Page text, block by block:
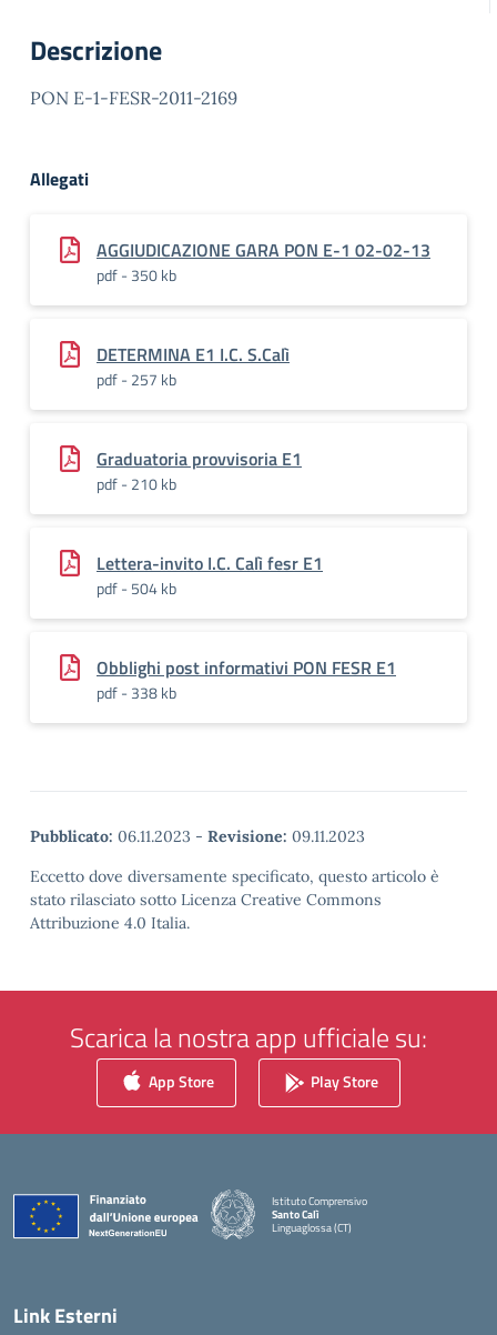
Descrizione
PON E-1-FESR-2011-2169
Allegati
AGGIUDICAZIONE GARA PON E-1 02-02-13
pdf - 350 kb
DETERMINA E1 I.C. S.Calì
pdf - 257 kb
Graduatoria provvisoria E1
pdf - 210 kb
Lettera-invito I.C. Calì fesr E1
pdf - 504 kb
Obblighi post informativi PON FESR E1
pdf - 338 kb
Pubblicato: 06.11.2023 - Revisione: 09.11.2023
Eccetto dove diversamente specificato, questo articolo è
stato rilasciato sotto Licenza Creative Commons
Attribuzione 4.0 Italia.
Scarica la nostra app ufficiale su:
App Store Play Store
Istituto Comprensivo
Santo Calì
Linguaglossa (CT)
— Visita la pagina iniziale della scuola
Link Esterni